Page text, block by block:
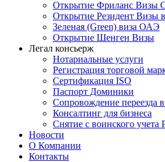
Открытие Фриланс Визы
Открытие Резидент Визы
Зеленая (Green) виза ОАЭ
Открытие Шенген Визы
Легал консьерж
Нотариальные услуги
Регистрация торговой
Сертификация ISO
Паспорт Доминики
Сопровождение переезда
Консалтинг для бизнеса
Снятие с воинского учета
Новости
О Компании
Контакты